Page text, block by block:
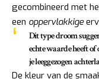
gecombineerd met
een oppervlakkige
Dit type droom
echte waarde heeft
je leeggezogen
De kleur van de